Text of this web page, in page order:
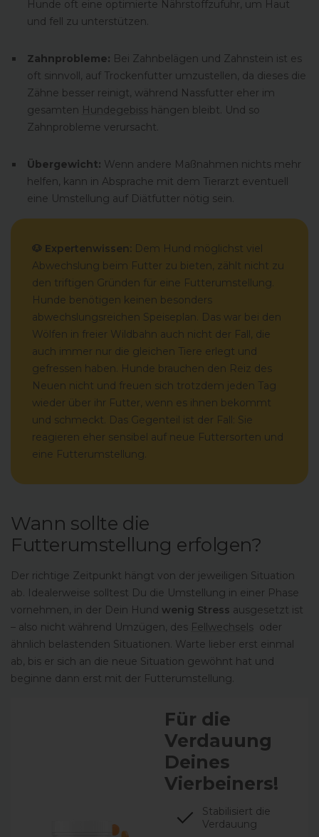
Hunde oft eine optimierte Nährstoffzufuhr, um Haut
und fell zu unterstützen.
Zahnprobleme: Bei Zahnbelägen und Zahnstein ist es
oft sinnvoll, auf Trockenfutter umzustellen, da dieses die
Zähne besser reinigt, während Nassfutter eher im
gesamten Hundegebisshängen bleibt. Und so
Zahnprobleme verursacht.
Übergewicht: Wenn andere Maßnahmen nichts mehr
helfen, kann in Absprache mit dem Tierarzt eventuell
eine Umstellung auf Diätfutter nötig sein.
🐶 Expertenwissen: Dem Hund möglichst viel
Abwechslung beim Futter zu bieten, zählt nicht zu
den triftigen Gründen für eine Futterumstellung.
Hunde benötigen keinen besonders
abwechslungsreichen Speiseplan. Das war bei den
Wölfen in freier Wildbahn auch nicht der Fall, die
auch immer nur die gleichen Tiere erlegt und
gefressen haben. Hunde brauchen den Reiz des
Neuen nicht und freuen sich trotzdem jeden Tag
wieder über ihr Futter, wenn es ihnen bekommt
und schmeckt. Das Gegenteil ist der Fall: Sie
reagieren eher sensibel auf neue Futtersorten und
eine Futterumstellung.
Wann sollte die
Futterumstellung erfolgen?
Der richtige Zeitpunkt hängt von der jeweiligen Situation
ab. Idealerweise solltest Du die Umstellung in einer Phase
vornehmen, in der Dein Hund wenig Stress ausgesetzt ist
– also nicht während Umzügen, des Fellwechsels oder
ähnlich belastenden Situationen. Warte lieber erst einmal
ab, bis er sich an die neue Situation gewöhnt hat und
beginne dann erst mit der Futterumstellung.
Für die
Verdauung
Deines
Vierbeiners!
Stabilisiert die
Verdauung